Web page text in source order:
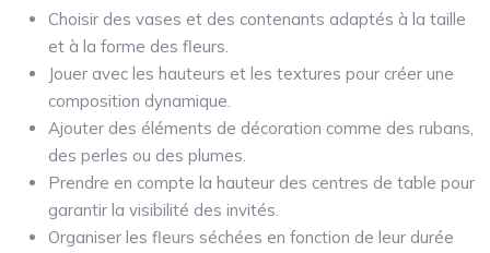
Choisir des vases et des contenants adaptés à la taille
et à la forme des fleurs.
Jouer avec les hauteurs et les textures pour créer une
composition dynamique.
Ajouter des éléments de décoration comme des rubans,
des perles ou des plumes.
Prendre en compte la hauteur des centres de table pour
garantir la visibilité des invités.
Organiser les fleurs séchées en fonction de leur durée